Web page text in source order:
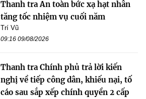
Thanh tra An toàn bức xạ hạt nhân
tăng tốc nhiệm vụ cuối năm
Trí Vũ
09:16 09/08/2026
Thanh tra Chính phủ trả lời kiến
nghị về tiếp công dân, khiếu nại, tố
cáo sau sắp xếp chính quyền 2 cấp